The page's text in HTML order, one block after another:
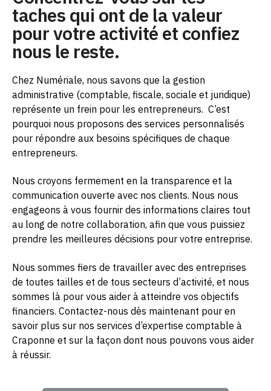
taches qui ont de la valeur
pour votre activité et confiez
nous le reste.
Chez Numériale, nous savons que la gestion
administrative (comptable, fiscale, sociale et juridique)
représente un frein pour les entrepreneurs. C’est
pourquoi nous proposons des services personnalisés
pour répondre aux besoins spécifiques de chaque
entrepreneurs.
Nous croyons fermement en la transparence et la
communication ouverte avec nos clients. Nous nous
engageons à vous fournir des informations claires tout
au long de notre collaboration, afin que vous puissiez
prendre les meilleures décisions pour votre entreprise.
Nous sommes fiers de travailler avec des entreprises
de toutes tailles et de tous secteurs d’activité, et nous
sommes là pour vous aider à atteindre vos objectifs
financiers. Contactez-nous dès maintenant pour en
savoir plus sur nos services d’expertise comptable à
Craponne et sur la façon dont nous pouvons vous aider
à réussir.